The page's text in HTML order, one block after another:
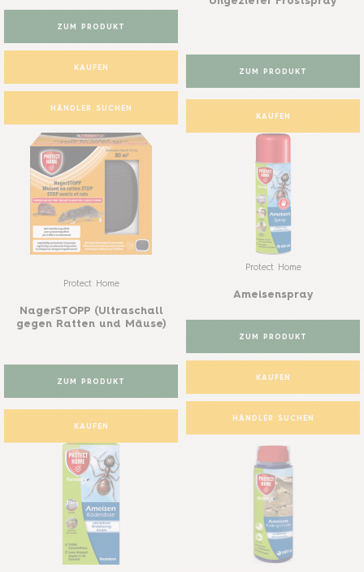
ZUM PRODUKT
KAUFEN
HÄNDLER SUCHEN
ZUM PRODUKT
KAUFEN
Protect Home
NagerSTOPP (Ultraschall
gegen Ratten und Mäuse)
ZUM PRODUKT
KAUFEN
Protect Home
Ameisenspray
ZUM PRODUKT
KAUFEN
HÄNDLER SUCHEN